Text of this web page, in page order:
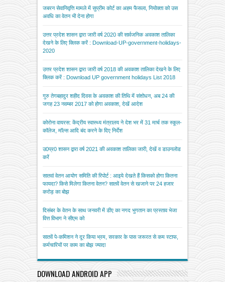
जबरन सेवानिवृत्ति मामले में सुप्रीम कोर्ट का अहम फैसला, नियोक्ता को उस
अवधि का वेतन भी देना होगा
उत्तर प्रदेश शासन द्वारा जारी वर्ष 2020 की सार्वजनिक अवकाश तालिका
देखने के लिए क्लिक करें : Download-UP-government-holidays-
2020
उत्तर प्रदेश शासन द्वारा जारी वर्ष 2018 की अवकाश तालिका देखने के लिए
क्लिक करें : Download UP government holidays List 2018
गुरु तेगबहादुर शहीद दिवस के अवकाश की तिथि में संशोधन, अब 24 की
जगह 23 नवम्बर 2017 को होगा अवकाश, देखें आदेश
कोरोना वायरस: केंद्रीय स्वास्थ्य मंत्रालय ने देश भर में 31 मार्च तक स्कूल-
कॉलेज, मॉल्स आदि बंद करने के दिए निर्देश
उ0प्र0 शासन द्वारा वर्ष 2021 की अवकाश तालिका जारी, देखें व डाउनलोड
करें
सातवां वेतन आयोग समिति की रिपोर्ट : आइये देखते हैं किसको होगा कितना
फायदा? किसे मिलेगा कितना वेतन? सातवें वेतन से खजाने पर 24 हजार
करोड़ का बोझ
दिसंबर के वेतन के साथ जनवरी में डीए का नगद भुगतान का प्रस्ताव भेजा
वित्त विभाग ने सीएम को
सातवें पे-कमिशन ने दूर किया भ्रम, सरकार के पास जरूरत से कम स्टाफ,
कर्मचारियों पर काम का बोझ ज्यादा
DOWNLOAD ANDROID APP